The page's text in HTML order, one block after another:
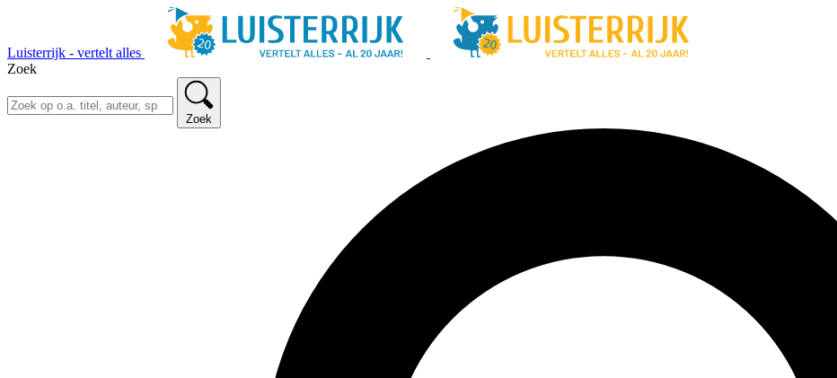
Luisterrijk - vertelt alles
Zoek
Zoek